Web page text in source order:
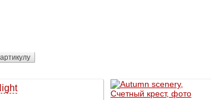
артикулу